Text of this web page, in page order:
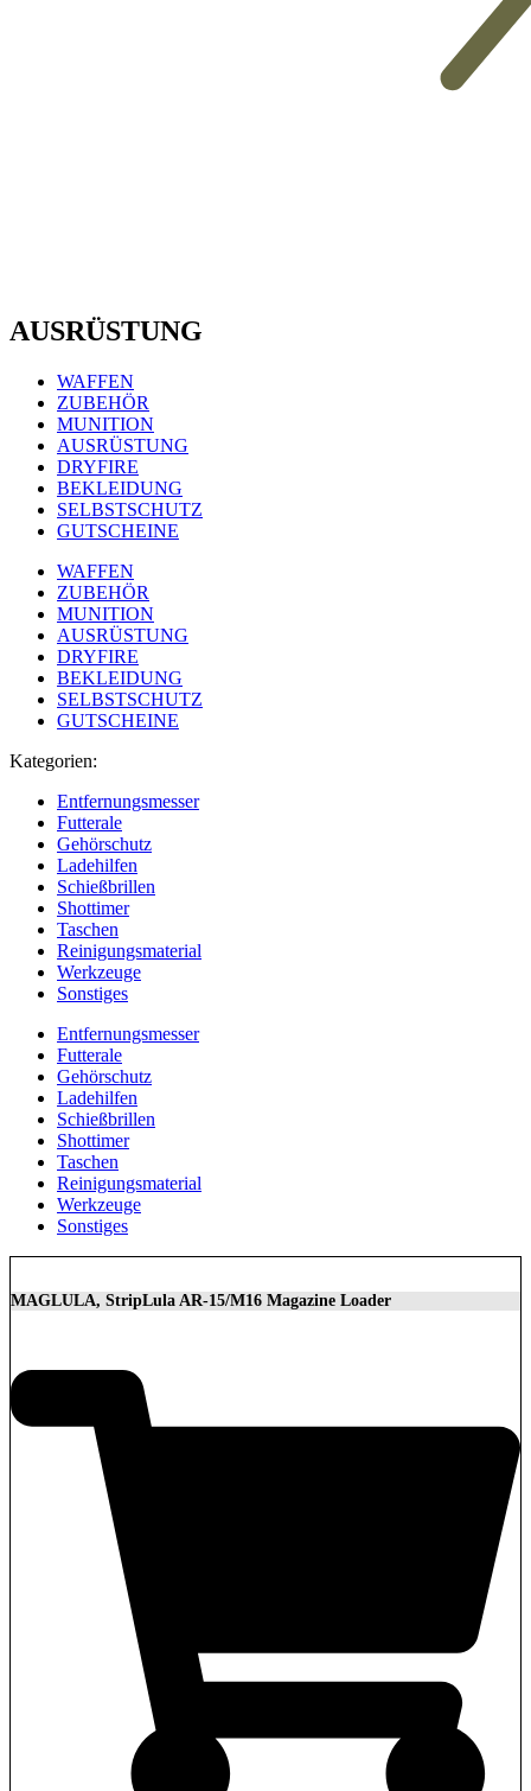
AUSRÜSTUNG
WAFFEN
ZUBEHÖR
MUNITION
AUSRÜSTUNG
DRYFIRE
BEKLEIDUNG
SELBSTSCHUTZ
GUTSCHEINE
WAFFEN
ZUBEHÖR
MUNITION
AUSRÜSTUNG
DRYFIRE
BEKLEIDUNG
SELBSTSCHUTZ
GUTSCHEINE
Kategorien:
Entfernungsmesser
Futterale
Gehörschutz
Ladehilfen
Schießbrillen
Shottimer
Taschen
Reinigungsmaterial
Werkzeuge
Sonstiges
Entfernungsmesser
Futterale
Gehörschutz
Ladehilfen
Schießbrillen
Shottimer
Taschen
Reinigungsmaterial
Werkzeuge
Sonstiges
MAGLULA, StripLula AR-15/M16 Magazine Loader